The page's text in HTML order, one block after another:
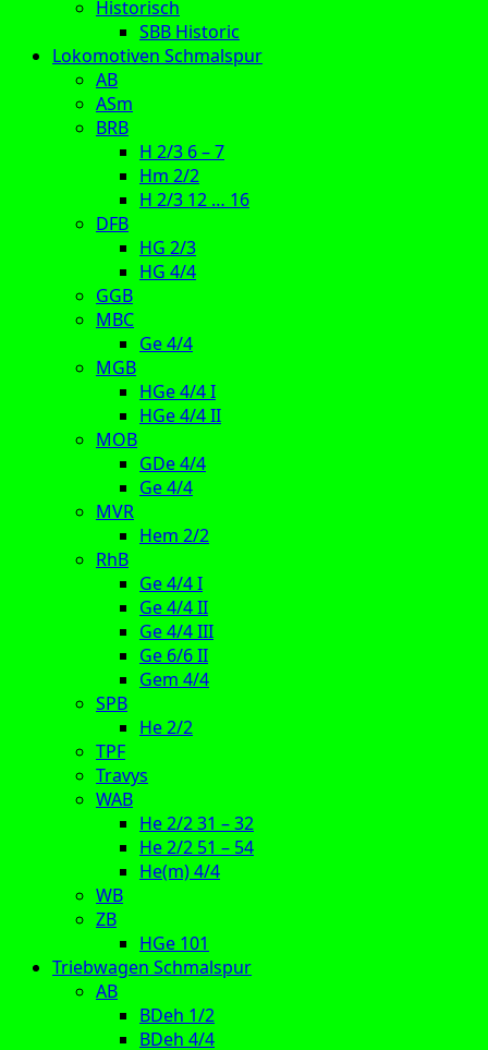
Historisch
SBB Historic
Lokomotiven Schmalspur
AB
ASm
BRB
H 2/3 6 – 7
Hm 2/2
H 2/3 12 … 16
DFB
HG 2/3
HG 4/4
GGB
MBC
Ge 4/4
MGB
HGe 4/4 I
HGe 4/4 II
MOB
GDe 4/4
Ge 4/4
MVR
Hem 2/2
RhB
Ge 4/4 I
Ge 4/4 II
Ge 4/4 III
Ge 6/6 II
Gem 4/4
SPB
He 2/2
TPF
Travys
WAB
He 2/2 31 – 32
He 2/2 51 – 54
He(m) 4/4
WB
ZB
HGe 101
Triebwagen Schmalspur
AB
BDeh 1/2
BDeh 4/4